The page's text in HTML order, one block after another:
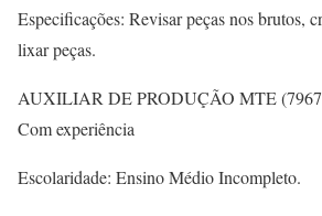
Especificações: Revisar peças nos brutos,
lixar peças.
AUXILIAR DE PRODUÇÃO MTE
Com experiência
Escolaridade: Ensino Médio Incompleto.